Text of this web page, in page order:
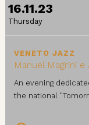
16.11.23
Thursday
VENETO JAZZ
Manuel Magrini
An evening
the national